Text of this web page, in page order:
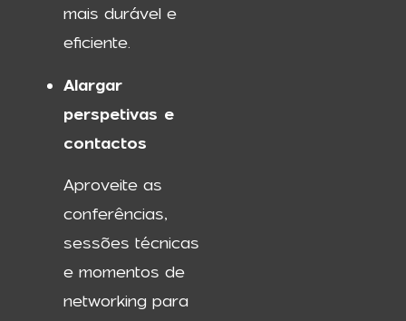
mais durável e
eficiente.
Alargar
perspetivas e
contactos
Aproveite as
conferências,
sessões técnicas
e momentos de
networking para